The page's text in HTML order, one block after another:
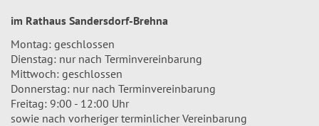
im Rathaus Sandersdorf-Brehna
Montag: geschlossen
Dienstag: nur nach Terminvereinbarung
Mittwoch: geschlossen
Donnerstag: nur nach Terminvereinbarung
Freitag: 9:00 - 12:00 Uhr
sowie nach vorheriger terminlicher Vereinbarung